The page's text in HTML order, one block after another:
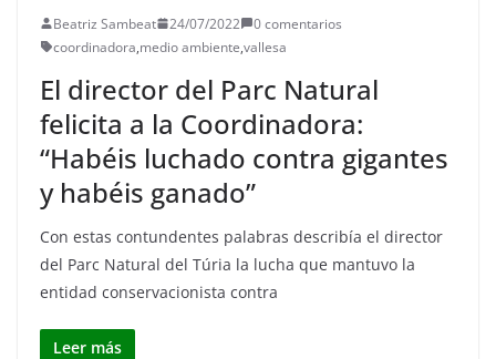
Beatriz Sambeat 24/07/2022
0 comentarios
coordinadora,medio ambiente,vallesa
El director del Parc Natural
felicita a la Coordinadora:
“Habéis luchado contra gigantes
y habéis ganado”
Con estas contundentes palabras describía el director
del Parc Natural del Túria la lucha que mantuvo la
entidad conservacionista contra
Leer más